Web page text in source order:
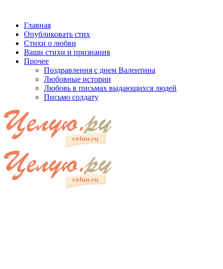
Главная
Опубликовать стих
Стихи о любви
Ваши стихи и признания
Прочее
Поздравления с днем Валентина
Любовные истории
Любовь в письмах выдающихся людей
Письмо солдату